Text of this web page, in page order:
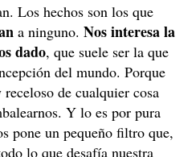
Los hechos son los que
a ninguno. Nos interesa la
dado, que suele ser la que
del mundo. Porque
de cualquier cosa
Y lo es por pura
pone un pequeño filtro que,
lo que desafía nuestra